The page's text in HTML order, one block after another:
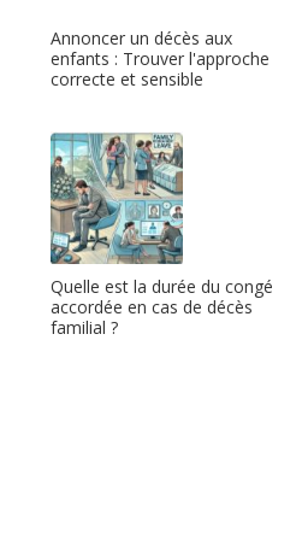
Annoncer un décès aux
enfants : Trouver l'approche
correcte et sensible
Quelle est la durée du congé
accordée en cas de décès
familial ?